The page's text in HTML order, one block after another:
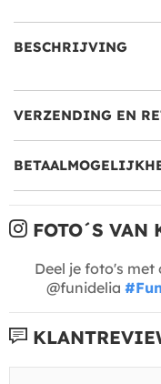
BESCHRIJVING
VERZENDING EN
FOTO´S VAN
Deel je foto's met
@funidelia